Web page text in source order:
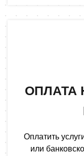
ОПЛАТА
Оплатить
или